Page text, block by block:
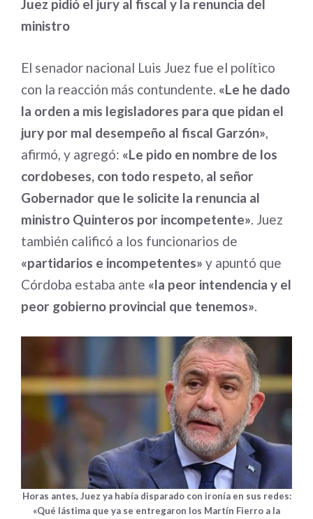
Juez pidió el jury al fiscal y la renuncia del
ministro
El senador nacional Luis Juez fue el político
con la reacción más contundente. «Le he dado
la orden a mis legisladores para que pidan el
jury por mal desempeño al fiscal Garzón»,
afirmó, y agregó: «Le pido en nombre de los
cordobeses, con todo respeto, al señor
Gobernador que le solicite la renuncia al
ministro Quinteros por incompetente». Juez
también calificó a los funcionarios de
«partidarios e incompetentes» y apuntó que
Córdoba estaba ante «la peor intendencia y el
peor gobierno provincial que tenemos».
Horas antes, Juez ya había disparado con ironía en sus redes:
«Qué lástima que ya se entregaron los Martín Fierro a la